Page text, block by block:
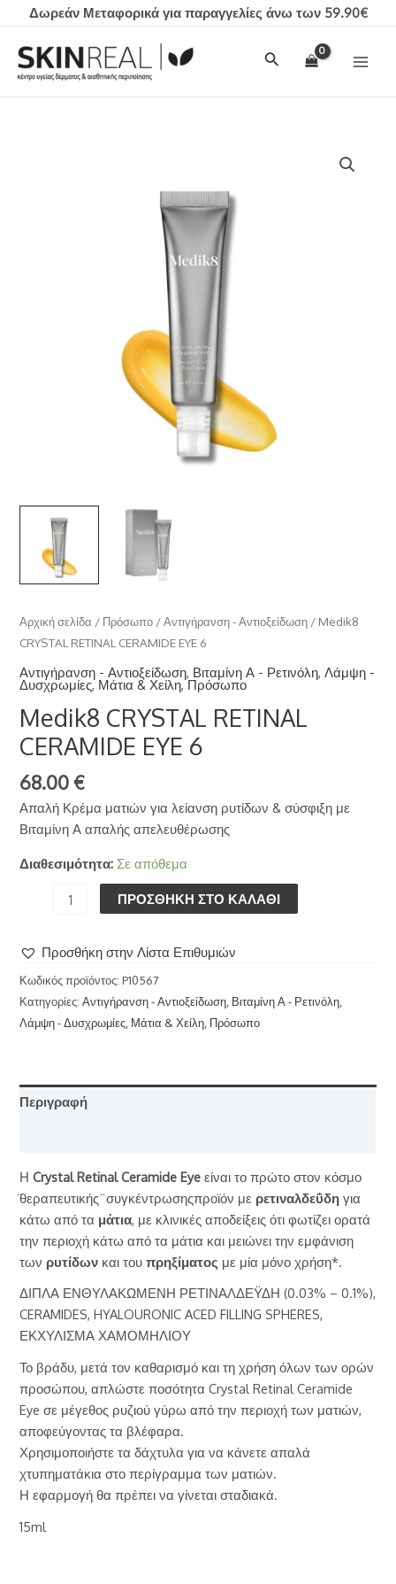
Μετάβαση
περιεχόμενο
Δωρεάν Μεταφορικά για παραγγελίες άνω των 59.90€
Αναζήτηση
Αρχική σελίδα / Πρόσωπο /Αντιγήρανση - Αντιοξείδωση / Medik8
CRYSTAL RETINAL CERAMIDE EYE 6
Αντιγήρανση - Αντιοξείδωση Βιταμίνη Α - Ρετινόλη Λάμψη -
Δυσχρωμίες, Μάτια & Χείλη ,Πρόσωπο
Medik8 CRYSTAL RETINAL
CERAMIDE EYE 6
68.00€
Απαλή Κρέμα ματιών για λείανση ρυτίδων & σύσφιξη με
Βιταμίνη Α απαλής απελευθέρωσης
Διαθεσιμότητα: Σε απόθεμα
ΠΡΟΣΘΉΚΗ ΣΤΟ ΚΑΛΆΘΙ
Προσθήκη στην Λίστα Επιθυμιών
Κωδικός προϊόντος:P10567
Κατηγορίες:Αντιγήρανση - Αντιοξείδωση Βιταμίνη Α - Ρετινόλη
Λάμψη - Δυσχρωμίες Μάτια & Χείλη Πρόσωπο
Περιγραφή
ΗCrystal Retinal Ceramide Eye είναι το πρώτο στον κόσμο
̈θεραπευτικής ̈ συγκέντρωσηςπροϊόν με ρετιναλδεΰδη για
κάτω από τα μάτια , με κλινικές αποδείξεις ότι φωτίζει ορατά
την περιοχή κάτω από τα μάτια και μειώνει την εμφάνιση
των ρυτίδων και τουπρηξίματος με μία μόνο χρήση*.
ΔΙΠΛΑ ΕΝΘΥΛΑΚΩΜΕΝΗ ΡΕΤΙΝΑΛΔΕΫΔΗ (0.03% – 0.1%),
CERAMIDES, HYALOURONIC ACED FILLING SPHERES,
ΕΚΧΥΛΙΣΜΑ ΧΑΜΟΜΗΛΙΟΥ
Το βράδυ, μετά τον καθαρισμό και τη χρήση όλων των ορών
προσώπου, απλώστε ποσότητα Crystal Retinal Ceramide
Eye σε μέγεθος ρυζιού γύρω από την περιοχή των ματιών,
αποφεύγοντας τα βλέφαρα.
Χρησιμοποιήστε τα δάχτυλα για να κάνετε απαλά
χτυπηματάκια στο περίγραμμα των ματιών.
Η εφαρμογή θα πρέπει να γίνεται σταδιακά.
15ml